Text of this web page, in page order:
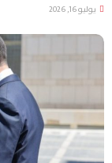
يوليو 16, 2026